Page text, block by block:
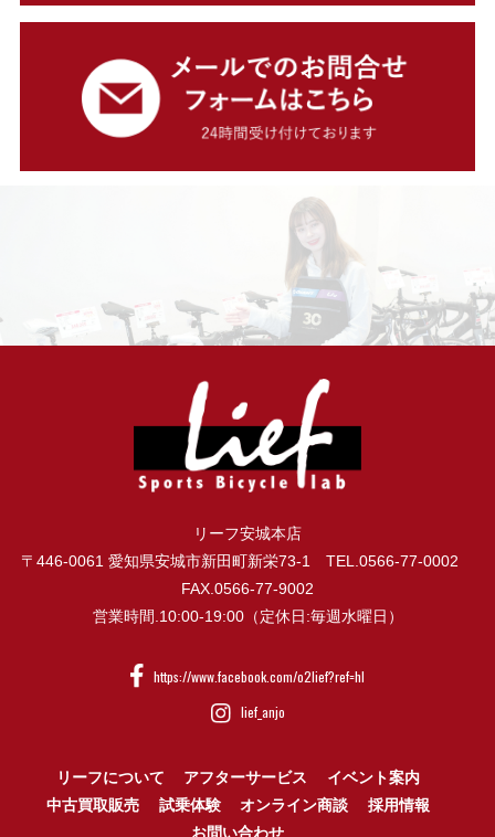
リーフ安城本店
〒446-0061 愛知県安城市新田町新栄73-1 TEL.0566-77-0002
FAX.0566-77-9002
営業時間.10:00-19:00（定休日:毎週水曜日）
https://www.facebook.com/o2lief?ref=hl
lief_anjo
リーフについて アフターサービス
イベント案内
中古買取販売
試乗体験 オンライン商談
採用情報
お問い合わせ